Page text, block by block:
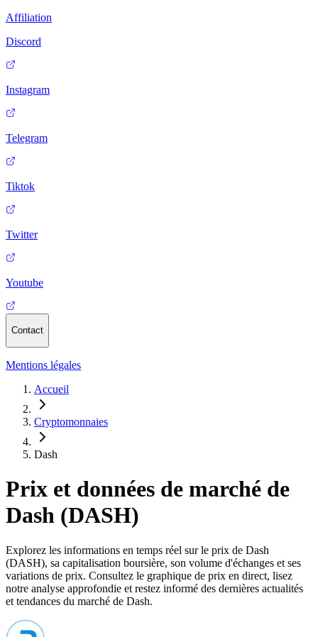
Affiliation
Discord
Instagram
Telegram
Tiktok
Twitter
Youtube
Contact
Mentions légales
Accueil
Cryptomonnaies
Dash
Prix et données de marché de
Dash (DASH)
Explorez les informations en temps réel sur le prix de Dash
(DASH), sa capitalisation boursière, son volume d'échanges et ses
variations de prix. Consultez le graphique de prix en direct, lisez
notre analyse approfondie et restez informé des dernières actualités
et tendances du marché de Dash.